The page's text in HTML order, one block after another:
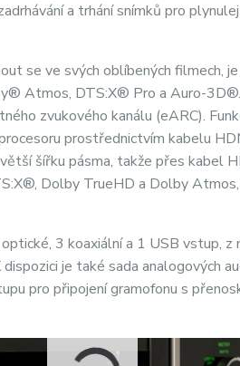
a trhání snímků pro
se ve svých oblíbených filmech,
Atmos, DTS:X® Pro a Auro-
zvukového kanálu (eARC).
prostřednictvím kabelu
šířku pásma, takže přes kabel
Dolby TrueHD a Dolby Atmos,
3 koaxiální a 1 USB vstup, z
je také sada analogových
pro připojení gramofonu s